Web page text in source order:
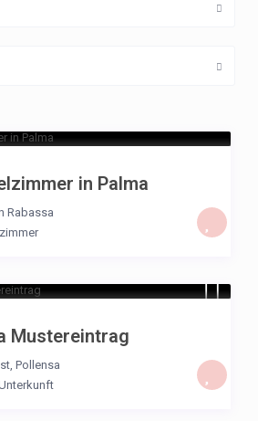
€ 23
in Palma
Rabassa
Mustereintrag
, Pollensa